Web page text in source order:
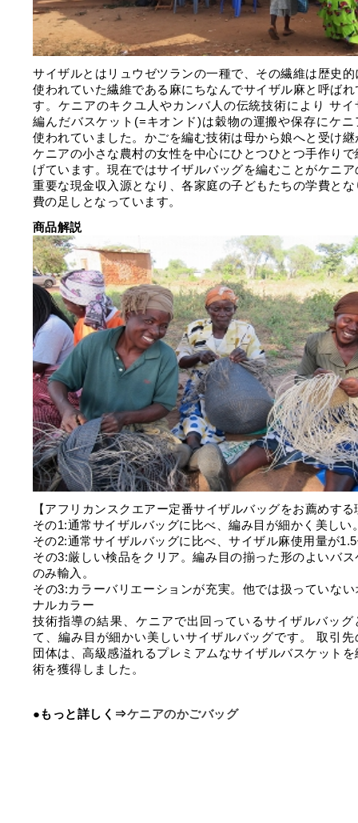
サイザルとはリュウゼツランの一種で、その繊維は歴史
使われていた繊維である麻にちなんでサイザル麻と呼ば
す。ケニアのキクユ人やカンバ人の伝統技術により サイ
編んだバスケット(=キオンド)は穀物の運搬や保存にケニ
使われていました。かごを編む技術は母から娘へと受け
ケニアの小さな農村の女性を中心にひとつひとつ手作り
げています。現在ではサイザルバッグを編むことがケニ
重要な現金収入源となり、各家庭の子どもたちの学費と
費の足しとなっています。
商品解説
【アフリカンスクエアー定番サイザルバッグをお薦めする
その1:通常サイザルバッグに比べ、編み目が細かく美しい
その2:通常サイザルバッグに比べ、サイザル麻使用量が
その3:厳しい検品をクリア。編み目の揃った形のよいバス
のみ輸入。
その3:カラーバリエーションが充実。他では扱っていない
ナルカラー
技術指導の結果、ケニアで出回っているサイザルバッグ
て、編み目が細かい美しいサイザルバッグです。 取引先
団体は、高級感溢れるプレミアムなサイザルバスケット
術を獲得しました。
●もっと詳しく⇒ケニアのかごバッグ